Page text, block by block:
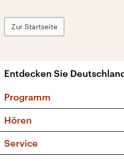
Zur Startseite
Entdecken Sie
Programm
Sendungen und
Musikliste
Hören
Frequenzen (UKW +
Service